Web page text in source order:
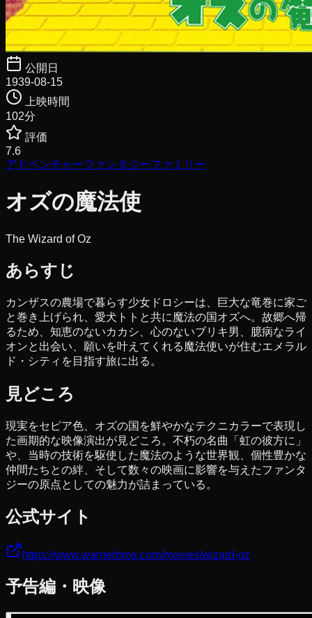
公開日
1939-08-15
上映時間
102分
評価
7.6
アドベンチャーファンタジーファミリー
オズの魔法使
The Wizard of Oz
あらすじ
カンザスの農場で暮らす少女ドロシーは、巨大な竜巻に家ご
と巻き上げられ、愛犬トトと共に魔法の国オズへ。故郷へ帰
るため、知恵のないカカシ、心のないブリキ男、臆病なライ
オンと出会い、願いを叶えてくれる魔法使いが住むエメラル
ド・シティを目指す旅に出る。
見どころ
現実をセピア色、オズの国を鮮やかなテクニカラーで表現し
た画期的な映像演出が見どころ。不朽の名曲「虹の彼方に」
や、当時の技術を駆使した魔法のような世界観、個性豊かな
仲間たちとの絆、そして数々の映画に影響を与えたファンタ
ジーの原点としての魅力が詰まっている。
公式サイト
https://www.warnerbros.com/movies/wizard-oz
予告編・映像